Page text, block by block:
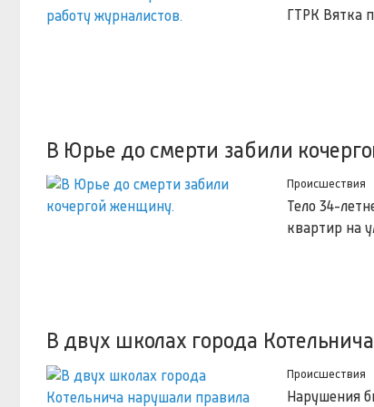
ГТРК Вятка
В Юрье до смерти забили
Происшествия
Тело 34-
квартир на
В двух школах города
Происшествия
Нарушения